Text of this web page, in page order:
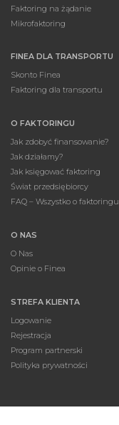
Faktoring na żądanie
Mikrofaktoring
FINEA DLA TRANSPORTU
Skonto Finea
Faktoring dla transportu
O FAKTORINGU
Jak zdobyć finansowanie?
Jak działamy?
Jak księgować faktoring
Świat przedsiębiorcy
FAQ – Wszystko o faktoringu
O NAS
O Nas
Opinie o Finea
STREFA KLIENTA
Logowanie
Rejestracja
Program partnerski
Polityka prywatności